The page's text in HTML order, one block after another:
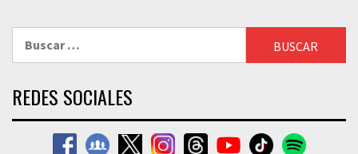
REDES SOCIALES